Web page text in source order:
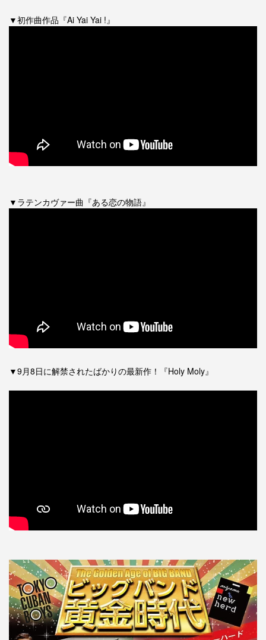
▼初作曲作品『Ai Yai Yai !』
▼ラテンカヴァー曲『ある恋の物語』
▼9月8日に解禁されたばかりの最新作！『Holy Moly』